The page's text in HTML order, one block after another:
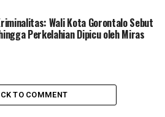
kita semua baik Lamahu dan
kami semua bersaudara
Sulawesi Tengah ini harus
Wali Kota Gorontalo Sebut
Perkelahian Dipicu oleh Miras
TO COMMENT